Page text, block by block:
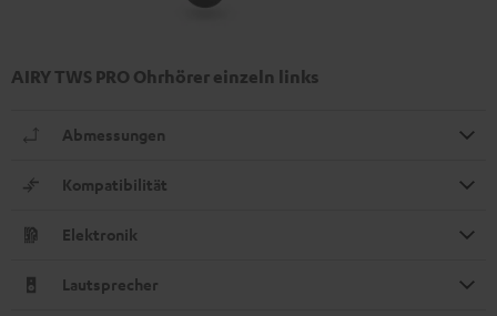
AIRY TWS PRO Ohrhörer einzeln links
Abmessungen
Kompatibilität
Elektronik
Lautsprecher